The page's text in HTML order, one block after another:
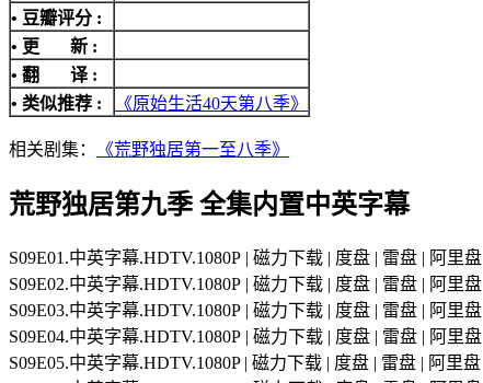
• 豆瓣评分 :
• 更 新 :
• 翻 译 :
• 类似推荐 :
《原始生活40天第八季》
相关剧集： 《荒野独居第一至八季》
荒野独居第九季 全集内置中英字幕
S09E01.中英字幕.HDTV.1080P | 磁力下载 | 度盘 | 雷盘 | 阿里盘
S09E02.中英字幕.HDTV.1080P | 磁力下载 | 度盘 | 雷盘 | 阿里盘
S09E03.中英字幕.HDTV.1080P | 磁力下载 | 度盘 | 雷盘 | 阿里盘
S09E04.中英字幕.HDTV.1080P | 磁力下载 | 度盘 | 雷盘 | 阿里盘
S09E05.中英字幕.HDTV.1080P | 磁力下载 | 度盘 | 雷盘 | 阿里盘